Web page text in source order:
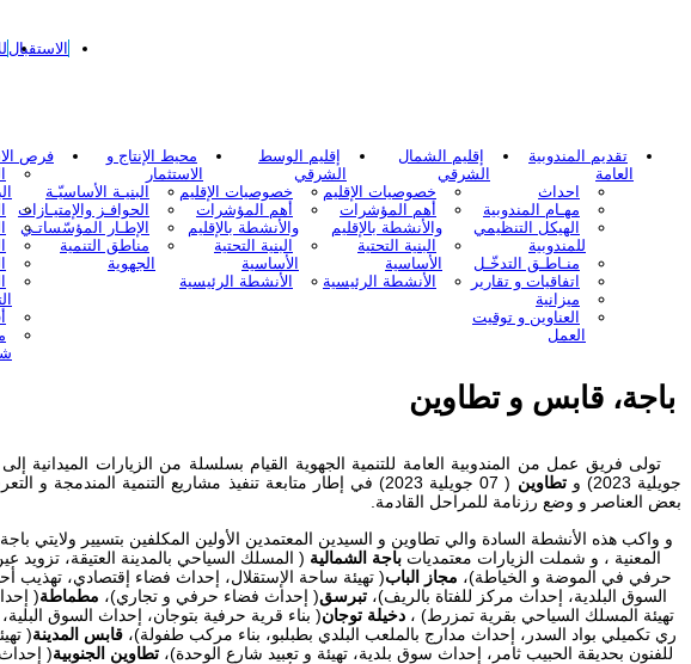
الاستقبال
تقديم المندوبية
العامة
احداث
مهـام المندوبية
الهيكل التنظيمي
للمندوبية
منـاطـق التدخّـل
اتفاقيات و تقارير
ميزانية
العناوين و توقيت
العمل
إقليم الشمال
الشرقي
خصوصيات الإقليم
أهم المؤشرات
والأنشطة بالإقليم
البنية التحتية
الأساسية
الأنشطة الرئيسية
إقليم الوسط
الشرقي
خصوصيات الإقليم
أهم المؤشرات
والأنشطة بالإقليم
البنية التحتية
الأساسية
الأنشطة الرئيسية
محيط الإنتاج و
الاستثمار
البنيـة الأساسيّـة
الحوافـز والإمتيـازات
الإطـار المؤسّساتـي
مناطق التنمية
الجهوية
فرص
باجة، قابس و تطاوين
تولى فريق عمل من المندوبية العامة للتنمية الجهوية القيام بسلسلة من الزيارات الميدانية إلى
جويلية 2023) و
تطاوين
( 07 جويلية 2023) في إطار متابعة تنفيذ مشاريع التنمية
بعض العناصر و وضع رزنامة للمراحل القادمة.
و واكب هذه الأنشطة السادة والي تطاوين و السيدين المعتمدين الأولين المكلفين بتسيير ولايتي
المعنية ، و شملت الزيارات معتمدياتباجة الشمالية ( المسلك السياحي بالمدينة العتيقة، تزويد
حرفي في الموضة و الخياطة)، مجاز الباب( تهيئة ساحة الإستقلال، إحداث فضاء إقتصادي، تهذيب أحياء
السوق البلدية، إحداث مركز للفتاة بالريف)، تبرسق( إحداث فضاء حرفي و تجاري)، مطماطة(
تهيئة المسلك السياحي بقرية تمزرط) ، دخيلة توجان( بناء قرية حرفية بتوجان، إحداث السوق
ري تكميلي بواد السدر، إحداث مدارج بالملعب البلدي بطبلبو، بناء مركب طفولة)، قابس المدينة(
للفنون بحديقة الحبيب ثامر، إحداث سوق بلدية، تهيئة و تعبيد شارع الوحدة)،تطاوين الجنوبية(